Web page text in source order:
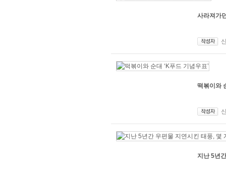
사라져가
떡볶이와
지난 5년